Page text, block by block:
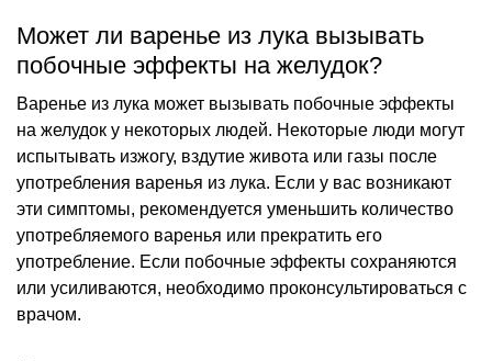
Может ли варенье из лука вызывать
побочные эффекты на желудок?
Варенье из лука может вызывать побочные эффекты
на желудок у некоторых людей. Некоторые люди могут
испытывать изжогу, вздутие живота или газы после
употребления варенья из лука. Если у вас возникают
эти симптомы, рекомендуется уменьшить количество
употребляемого варенья или прекратить его
употребление. Если побочные эффекты сохраняются
или усиливаются, необходимо проконсультироваться с
врачом.